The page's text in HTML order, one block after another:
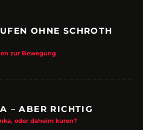
OHNE SCHROTH
zur Bewegung
– ABER RICHTIG
oder daheim kuren?